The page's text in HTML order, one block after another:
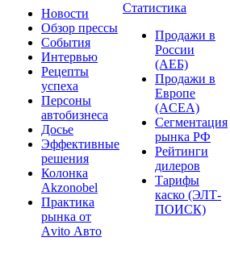
Новости
Обзор прессы
События
Интервью
Рецепты
успеха
Персоны
автобизнеса
Досье
Эффективные
решения
Колонка
Akzonobel
Практика
рынка от
Аvito Авто
Статистика
Продажи в
России
(АЕБ)
Продажи в
Европе
(ACEA)
Сегментация
рынка РФ
Рейтинги
дилеров
Тарифы
каско (ЭЛТ-
ПОИСК)